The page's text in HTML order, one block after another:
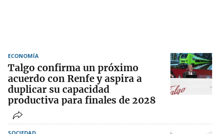
ECONOMÍA
Talgo confirma un próximo
acuerdo con Renfe y aspira a
duplicar su capacidad
productiva para finales de 2028